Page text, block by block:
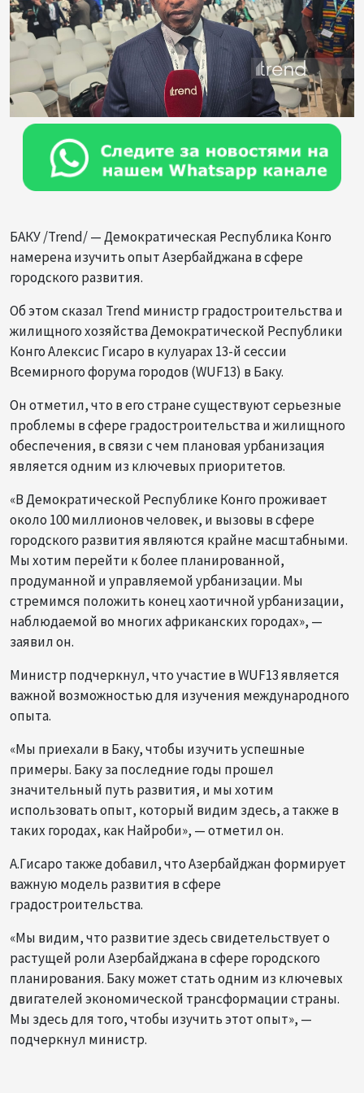
БАКУ /Trend/ — Демократическая Республика Конго
намерена изучить опыт Азербайджана в сфере
городского развития.
Об этом сказал Trend министр градостроительства и
жилищного хозяйства Демократической Республики
Конго Алексис Гисаро в кулуарах 13-й сессии
Всемирного форума городов (WUF13) в Баку.
Он отметил, что в его стране существуют серьезные
проблемы в сфере градостроительства и жилищного
обеспечения, в связи с чем плановая урбанизация
является одним из ключевых приоритетов.
«В Демократической Республике Конго проживает
около 100 миллионов человек, и вызовы в сфере
городского развития являются крайне масштабными.
Мы хотим перейти к более планированной,
продуманной и управляемой урбанизации. Мы
стремимся положить конец хаотичной урбанизации,
наблюдаемой во многих африканских городах», —
заявил он.
Министр подчеркнул, что участие в WUF13 является
важной возможностью для изучения международного
опыта.
«Мы приехали в Баку, чтобы изучить успешные
примеры. Баку за последние годы прошел
значительный путь развития, и мы хотим
использовать опыт, который видим здесь, а также в
таких городах, как Найроби», — отметил он.
А.Гисаро также добавил, что Азербайджан формирует
важную модель развития в сфере
градостроительства.
«Мы видим, что развитие здесь свидетельствует о
растущей роли Азербайджана в сфере городского
планирования. Баку может стать одним из ключевых
двигателей экономической трансформации страны.
Мы здесь для того, чтобы изучить этот опыт», —
подчеркнул министр.